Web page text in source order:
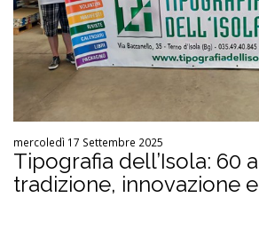
mercoledì 17 Settembre 2025
Tipografia dell’Isola: 60
tradizione, innovazione